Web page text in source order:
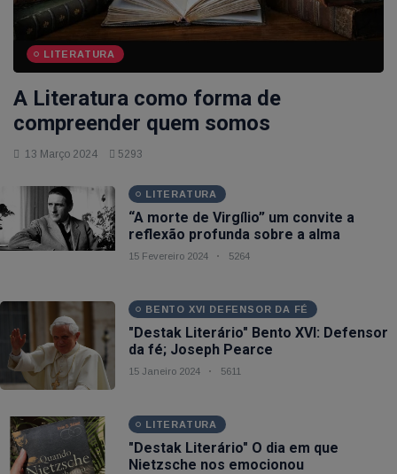
LITERATURA
A Literatura como forma de
compreender quem somos
13 Março 2024 5293
LITERATURA
“A morte de Virgílio” um convite a
reflexão profunda sobre a alma
15 Fevereiro 2024 5264
BENTO XVI DEFENSOR DA FÉ
"Destak Literário" Bento XVI: Defensor
da fé; Joseph Pearce
15 Janeiro 2024 5611
LITERATURA
"Destak Literário" O dia em que
Nietzsche nos emocionou